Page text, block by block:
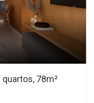
78m²